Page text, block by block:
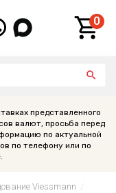
0
представленного
валют, просьба перед
по актуальной
по телефону или по
Viessmann